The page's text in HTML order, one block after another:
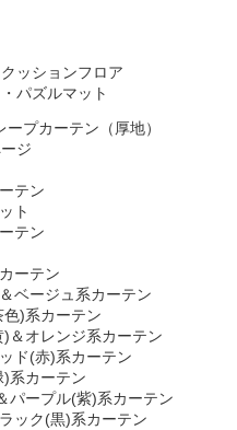
ッションフロア
パズルマット
ープカーテン（厚地）
ジ
テン
ト
テン
ーテン
ベージュ系カーテン
色)系カーテン
)＆オレンジ系カーテン
ド(赤)系カーテン
系カーテン
パープル(紫)系カーテン
ック(黒)系カーテン